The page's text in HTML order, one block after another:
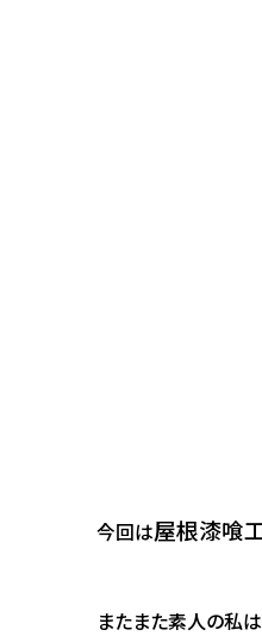
今回は屋根漆喰
またまた素人の